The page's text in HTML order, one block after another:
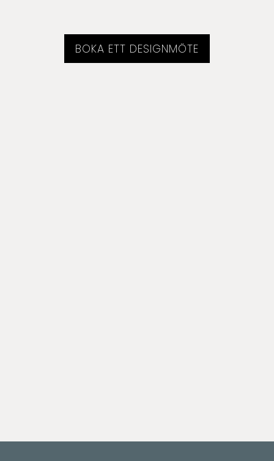
BOKA ETT DESIGNMÖTE